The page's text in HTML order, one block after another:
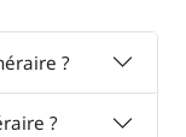
?
?